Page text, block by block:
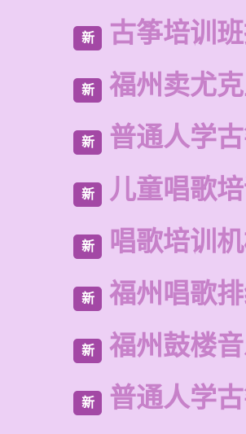
新 古筝培训
新 福州卖尤
新 普通人学
新 儿童唱歌
新 唱歌培训
新 福州唱歌
新 福州鼓楼
新 普通人学